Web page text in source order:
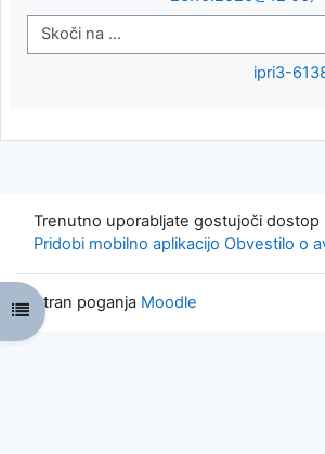
Odpri kazalo predmeta
Skoči na ...
ipri3-
Trenutno uporabljate gostujoči dostop
Pridobi mobilno aplikacijo Obvestilo o
Stran poganja Moodle